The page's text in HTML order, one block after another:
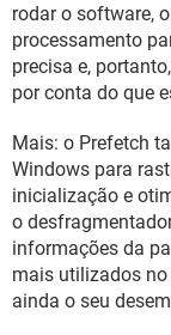
rodar o software,
processamento
precisa e,
por conta do que
Mais: o Prefetch
Windows para
inicialização e
o
informações da
mais utilizados
ainda o seu